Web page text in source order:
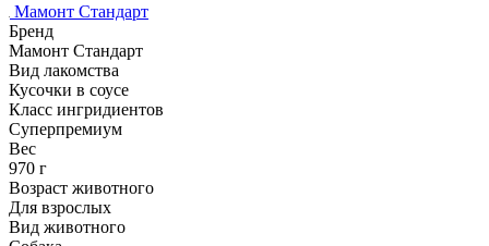
Мамонт Стандарт
Бренд
Мамонт Стандарт
Вид лакомства
Кусочки в соусе
Класс ингридиентов
Суперпремиум
Вес
970 г
Возраст животного
Для взрослых
Вид животного